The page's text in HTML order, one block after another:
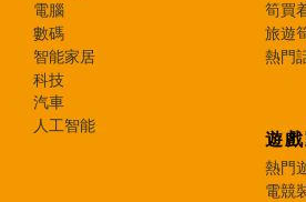
電腦
數碼
智能家居
科技
汽車
人工智能
筍買
旅遊
熱門
遊
熱門
電競